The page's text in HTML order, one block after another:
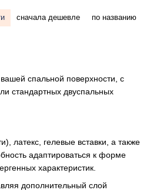
сначала дешевле по названию
спальной поверхности, с
стандартных двуспальных
латекс, гелевые вставки, а также
адаптироваться к форме
характеристик.
дополнительный слой